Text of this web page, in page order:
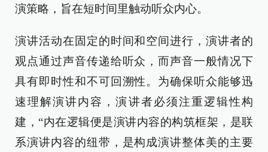
演策略，旨在短时间里触动听众内心。
演讲活动在固定的时间和空间进行，演讲者的
观点通过声音传递给听众，而声音一般情况下
具有即时性和不可回溯性。为确保听众能够迅
速理解演讲内容，演讲者必须注重逻辑性构
建，“内在逻辑便是演讲内容的构筑框架，是联
系演讲内容的纽带，是构成演讲整体美的主要